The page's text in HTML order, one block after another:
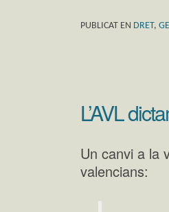
PUBLICAT EN DRET,
L’AVL
Un canvi a la
valencians: